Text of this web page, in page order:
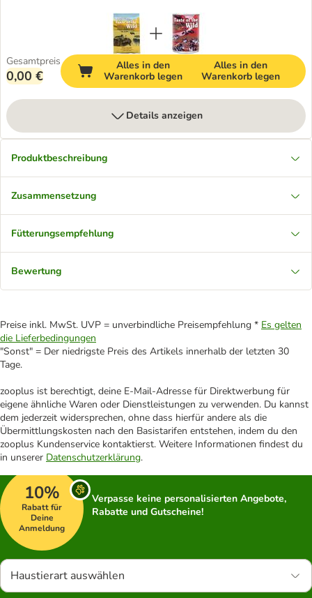
Gesamtpreis
0,00 €
Alles in den
Warenkorb legen
Alles in den
Warenkorb legen
Details anzeigen
Produktbeschreibung
Zusammensetzung
Fütterungsempfehlung
Bewertung
Preise inkl. MwSt. UVP = unverbindliche Preisempfehlung * Es gelten
die Lieferbedingungen
"Sonst" = Der niedrigste Preis des Artikels innerhalb der letzten 30
Tage.
zooplus ist berechtigt, deine E-Mail-Adresse für Direktwerbung für
eigene ähnliche Waren oder Dienstleistungen zu verwenden. Du kannst
dem jederzeit widersprechen, ohne dass hierfür andere als die
Übermittlungskosten nach den Basistarifen entstehen, indem du den
zooplus Kundenservice kontaktierst. Weitere Informationen findest du
in unserer Datenschutzerklärung.
10%
Rabatt für
Deine
Anmeldung
Verpasse keine personalisierten Angebote,
Rabatte und Gutscheine!
Haustierart auswählen